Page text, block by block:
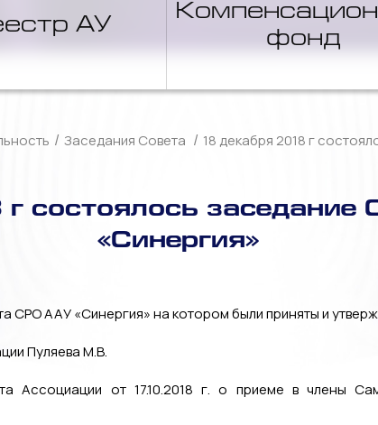
АУ
фонд
/ Заседания Совета / 18 декабря 2018 г
состоялось заседание
«Синергия»
СРО ААУ «Синергия» на котором были приняты и
Пуляева М.В.
Ассоциации от 17.10.2018 г. о приеме в члены